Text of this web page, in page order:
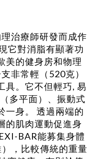
治療師研發而成作
它對消脂有顯著功
美的健身房和物理
非常輕（520克）
具。它不但輕巧, 易
多平面）、振動式
一身。 透過兩端的
的肌肉運動促進身
BAR能募集身體
，比較傳統的重量